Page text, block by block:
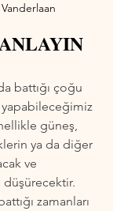
battığı çoğu
güneş,
ya da diğer
ve
düşürecektir.
zamanları